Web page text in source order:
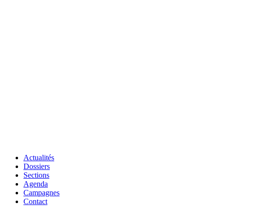
Actualités
Dossiers
Sections
Agenda
Campagnes
Contact